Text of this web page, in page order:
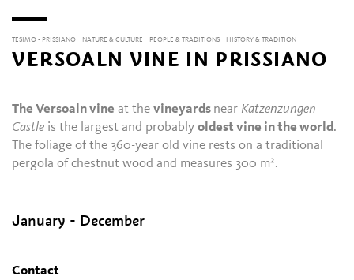
TESIMO - PRISSIANO NATURE & CULTURE PEOPLE & TRADITIONS HISTORY & TRADITION
VERSOALN VINE IN PRISSIANO
The Versoaln vine at thevineyards near Katzenzungen
Castle is the largest and probablyoldest vine in the world.
The foliage of the 360-year old vine rests on a traditional
pergola of chestnut wood and measures 300 m².
January - December
Contact